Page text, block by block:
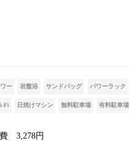
ー 岩盤浴 サンドバッグ パワーラック
Fi 日焼けマシン 無料駐車場 有料駐車場
3,278円